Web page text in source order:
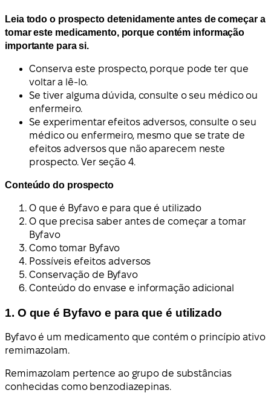
Leia todo o prospecto detenidamente antes de começar a
tomar este medicamento, porque contém informação
importante para si.
Conserva este prospecto, porque pode ter que
voltar a lê-lo.
Se tiver alguma dúvida, consulte o seu médico ou
enfermeiro.
Se experimentar efeitos adversos, consulte o seu
médico ou enfermeiro, mesmo que se trate de
efeitos adversos que não aparecem neste
prospecto. Ver seção 4.
Conteúdo do prospecto
O que é Byfavo e para que é utilizado
O que precisa saber antes de começar a tomar
Byfavo
Como tomar Byfavo
Possíveis efeitos adversos
Conservação de Byfavo
Conteúdo do envase e informação adicional
1. O que é Byfavo e para que é utilizado
Byfavo é um medicamento que contém o princípio ativo
remimazolam.
Remimazolam pertence ao grupo de substâncias
conhecidas como benzodiazepinas.